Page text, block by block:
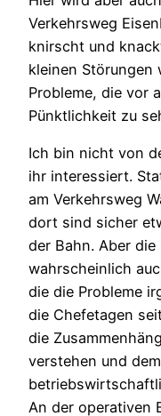
Verkehrsweg
knirscht und
kleinen Störungen
Probleme, die vor
Pünktlichkeit zu
Ich bin nicht von
ihr interessiert.
am Verkehrsweg
dort sind sicher
der Bahn. Aber
wahrscheinlich
die die Probleme
die Chefetagen
die
verstehen und
An der operativen